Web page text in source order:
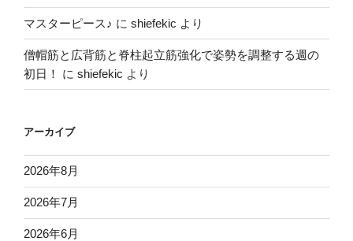
マスターピース♪ に shiefekic より
僧帽筋と広背筋と脊柱起立筋強化で姿勢を調整する週の
初日！
に shiefekic より
アーカイブ
2026年8月
2026年7月
2026年6月